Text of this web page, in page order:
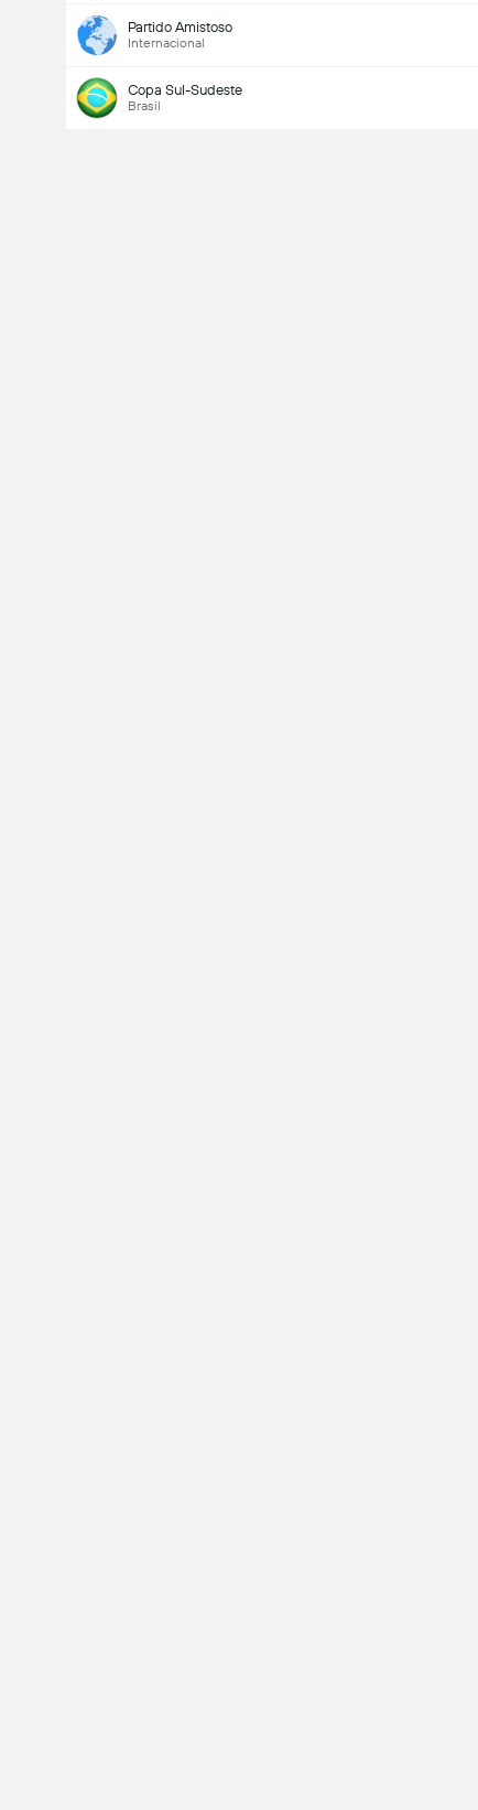
Partido Amistoso
Internacional
Copa Sul-Sudeste
Brasil